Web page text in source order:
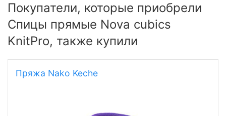
Покупатели, которые приобрели
Спицы прямые Nova cubics
KnitPro, также купили
Пряжа Nako Keche